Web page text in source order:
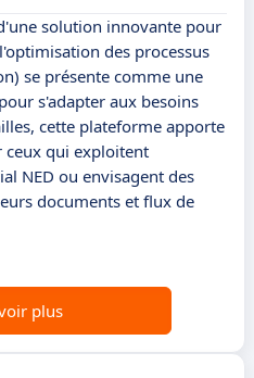
solution innovante pour
des processus
se présente comme une
s'adapter aux besoins
cette plateforme apporte
ceux qui exploitent
NED ou envisagent des
documents et flux de
plus